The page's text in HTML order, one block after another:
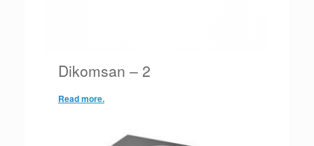
Dikomsan – 2
Read more.